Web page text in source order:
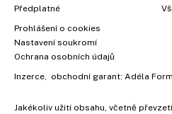
Předplatné
Prohlášení o cookies
Nastavení soukromí
Ochrana osobních údajů
Inzerce, obchodní garant: Adéla
Jakékoliv užití obsahu, včetně